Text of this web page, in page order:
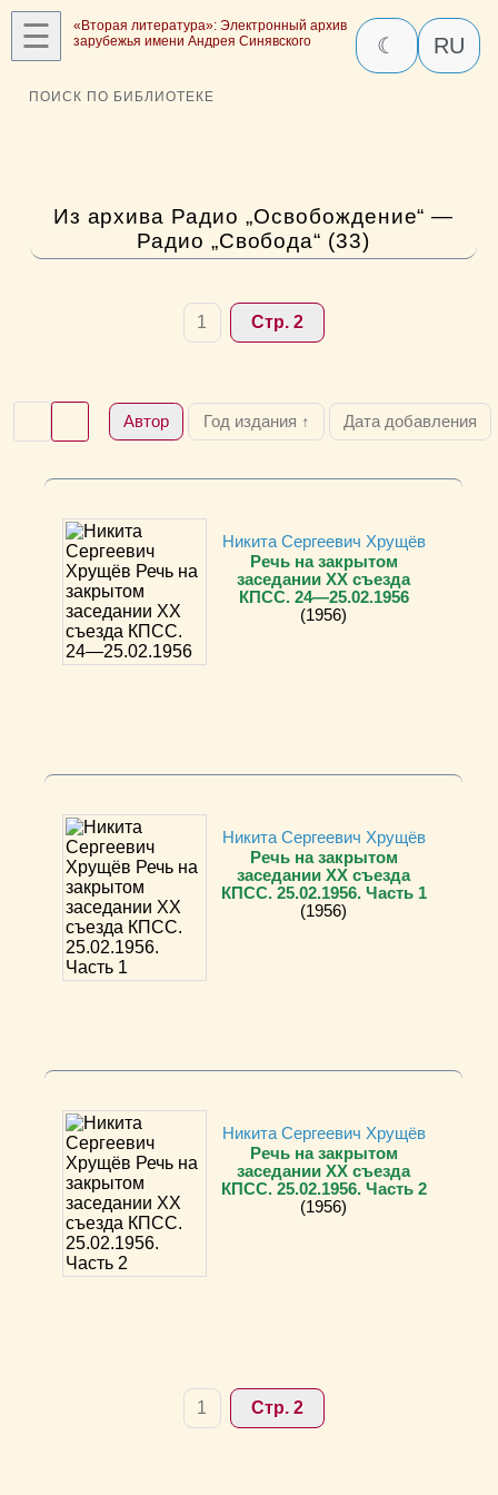
☰
«Вторая литература»: Электронный архив
зарубежья имени Андрея Синявского
☾ RU
ПОИСК ПО БИБЛИОТЕКЕ
Из архива Радио „Освобождение“ —
Радио „Свобода“ (33)
1 Стр. 2
Автор Год издания ↑ Дата добавления
Никита Сергеевич Хрущёв
Речь на закрытом
заседании ХХ съезда
КПСС. 24—25.02.1956
(1956)
Никита Сергеевич Хрущёв
Речь на закрытом
заседании ХХ съезда
КПСС. 25.02.1956. Часть 1
(1956)
Никита Сергеевич Хрущёв
Речь на закрытом
заседании ХХ съезда
КПСС. 25.02.1956. Часть 2
(1956)
1 Стр. 2